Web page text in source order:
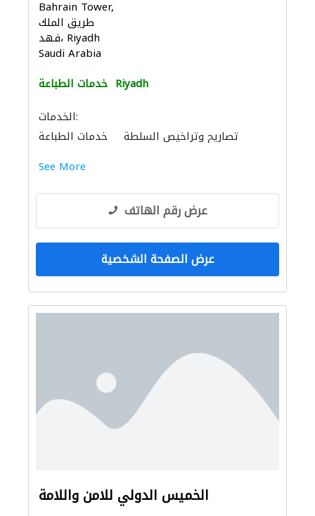
Bahrain Tower,
طريق الملك
فهد، Riyadh
Saudi Arabia
خدمات الطباعة Riyadh
الخدمات:
خدمات الطباعة
تصاريح وتراخيص السلطة
See More
عرض رقم الهاتف
عرض الصفحة الشخصية
الخميس الدولي للامن واللامة